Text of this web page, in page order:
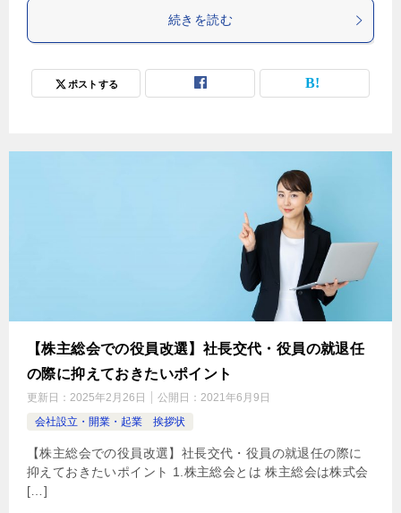
続きを読む
ポストする
【株主総会での役員改選】社長交代・役員の就退任
の際に抑えておきたいポイント
更新日： 2025年2月26日 公開日： 2021年6月9日
会社設立・開業・起業 挨拶状
【株主総会での役員改選】社長交代・役員の就退任の際に
抑えておきたいポイント 1.株主総会とは 株主総会は株式会
[…]